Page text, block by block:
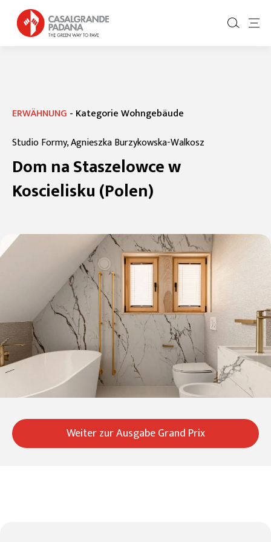
ERWÄHNUNG - Kategorie Wohngebäude
Studio Formy, Agnieszka Burzykowska-Walkosz
Dom na Staszelowce w
Koscielisku (Polen)
Weiter zur Ausgabe Grand Prix